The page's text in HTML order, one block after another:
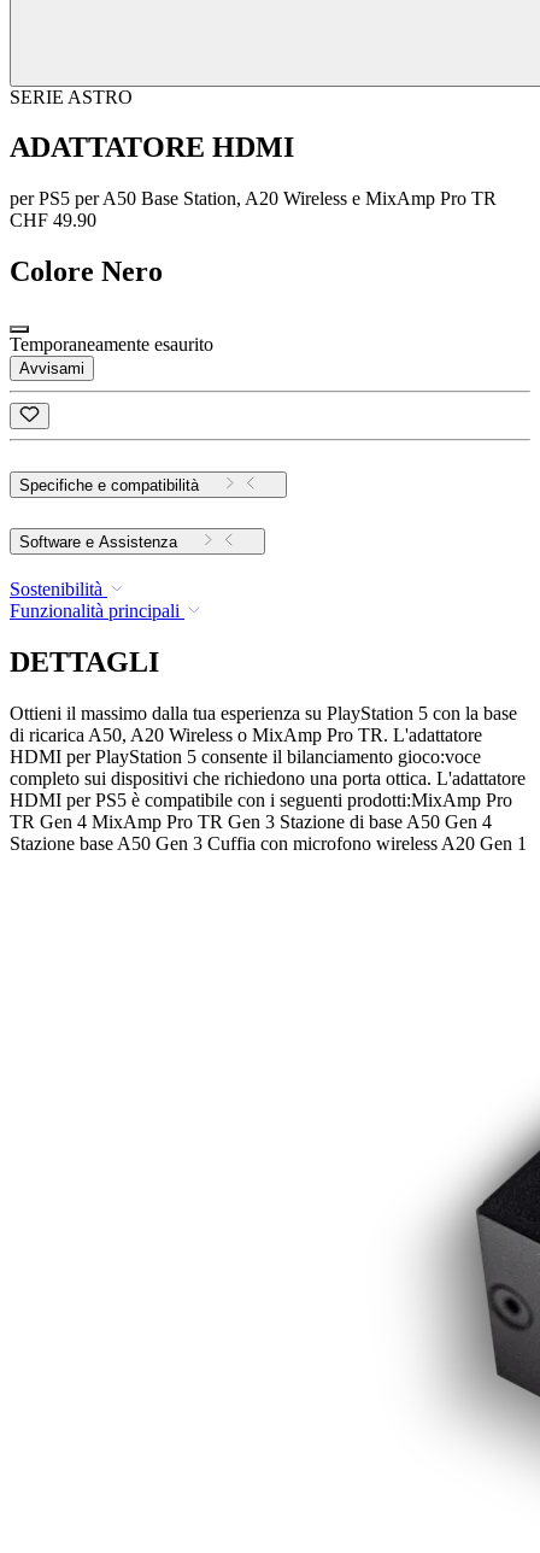
SERIE ASTRO
ADATTATORE HDMI
per PS5 per A50 Base Station, A20 Wireless e MixAmp Pro TR
CHF 49.90
Colore Nero
Temporaneamente esaurito
Avvisami
Specifiche e compatibilità
Software e Assistenza
Sostenibilità
Funzionalità principali
DETTAGLI
Ottieni il massimo dalla tua esperienza su PlayStation 5 con la base
di ricarica A50, A20 Wireless o MixAmp Pro TR. L'adattatore
HDMI per PlayStation 5 consente il bilanciamento gioco:voce
completo sui dispositivi che richiedono una porta ottica. L'adattatore
HDMI per PS5 è compatibile con i seguenti prodotti:MixAmp Pro
TR Gen 4 MixAmp Pro TR Gen 3 Stazione di base A50 Gen 4
Stazione base A50 Gen 3 Cuffia con microfono wireless A20 Gen 1